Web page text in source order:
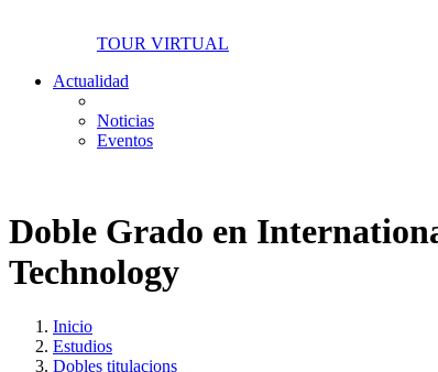
TOUR VIRTUAL
Actualidad
Noticias
Eventos
Doble Grado en
Technology
Inicio
Estudios
Dobles titulacions